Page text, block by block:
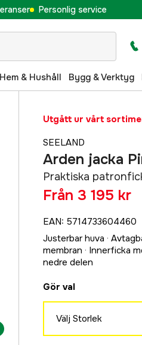
Personlig service
Hem & Hushåll Bygg & Verktyg
Utgått ur vårt
SEELAND
Arden jacka
Praktiska
Från 3 195 kr
EAN: 5714733604460
Justerbar huva ·
membran · Innerficka
nedre delen
Gör val
Välj Storlek